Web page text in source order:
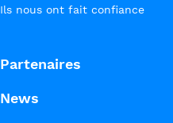
Ils nous ont fait confiance
Partenaires
News